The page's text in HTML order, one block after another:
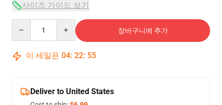
사이즈 가이드 보기
장바구니에 추가
이 세일은 04: 22: 54
Deliver to United States